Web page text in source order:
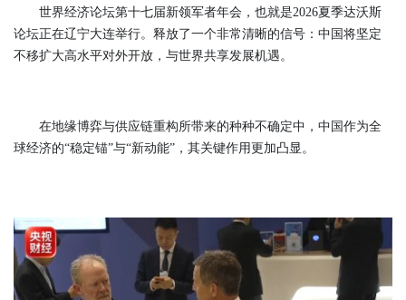
世界经济论坛第十七届新领军者年会，也就是2026夏季达沃斯
论坛正在辽宁大连举行。释放了一个非常清晰的信号：中国将坚定
不移扩大高水平对外开放，与世界共享发展机遇。
在地缘博弈与供应链重构所带来的种种不确定中，中国作为全
球经济的“稳定锚”与“新动能”，其关键作用更加凸显。